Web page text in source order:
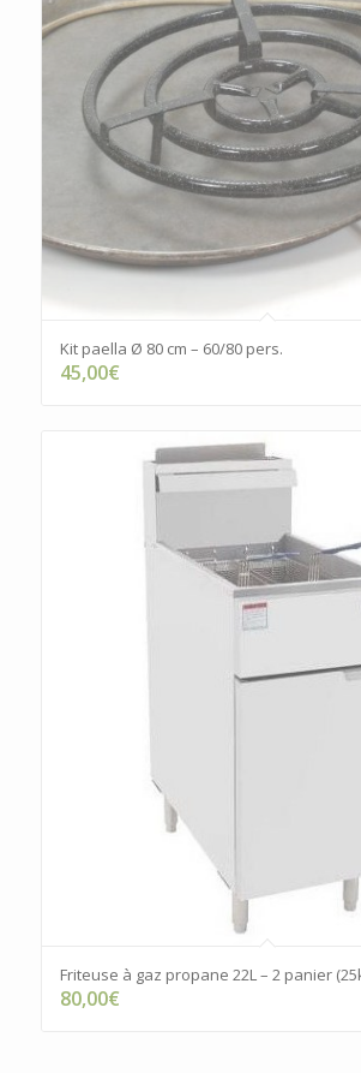
Kit paella Ø 80 cm – 60/80 pers.
45,00€
Friteuse à gaz propane 22L – 2 panier
80,00€